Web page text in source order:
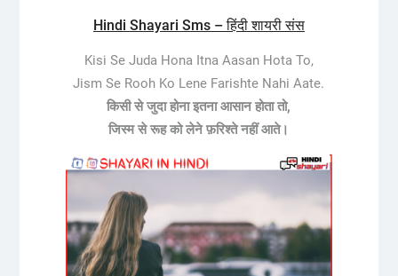
Hindi Shayari Sms – हिंदी शायरी संस
Kisi Se Juda Hona Itna Aasan Hota To,
Jism Se Rooh Ko Lene Farishte Nahi Aate.
किसी से जुदा होना इतना आसान होता तो,
जिस्म से रूह को लेने फ़रिश्ते नहीं आते।